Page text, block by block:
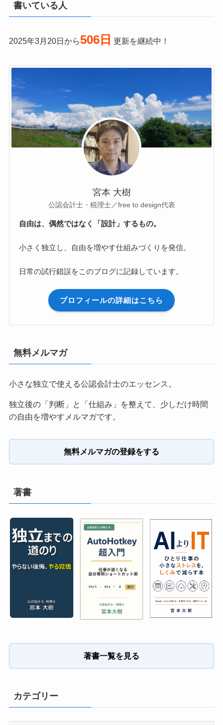
書いている人
2025年3月20日から506日 更新を継続中！
宮本 大樹
公認会計士・税理士／free to design代表
自由は、偶然ではなく「設計」するもの。
小さく独立し、自由を増やす仕組みづくりを発信。
日常の試行錯誤をこのブログに記録しています。
プロフィールの詳細はこちら
無料メルマガ
小さな独立で使える公認会計士のエッセンス。
独立後の「判断」と「仕組み」を整えて、少しだけ時間
の自由を増やすメルマガです。
無料メルマガの登録をする
著書
著書一覧を見る
カテゴリー